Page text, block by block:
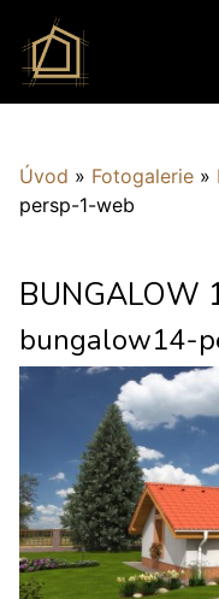
Úvod » Fotogalerie »
persp-1-web
BUNGALOW
bungalow14-